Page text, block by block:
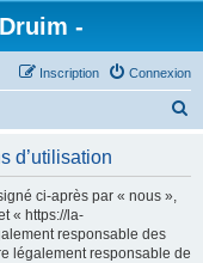
-
Connexion
Inscription
d’utilisation
ci-après par « nous »,
« https://la-
responsable des
légalement responsable de